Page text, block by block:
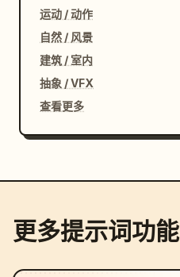
运动 / 动作
自然 / 风景
建筑 / 室内
抽象 / VFX
查看更多
更多提示词功能